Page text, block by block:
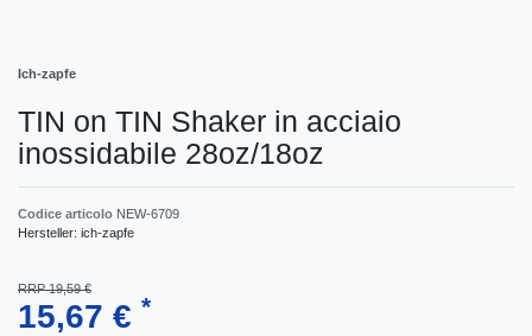
Ich-zapfe
TIN on TIN Shaker in acciaio
inossidabile 28oz/18oz
Codice articolo NEW-6709
Hersteller: ich-zapfe
RRP 19,59 €
15,67 € *